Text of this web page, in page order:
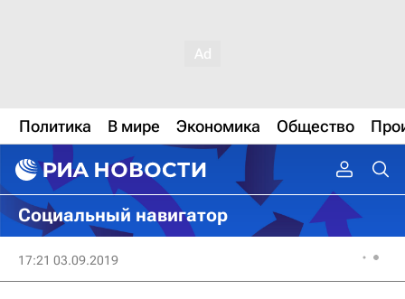
Политика В мире Экономика Общество
Социальный навигатор
17:21 03.09.2019